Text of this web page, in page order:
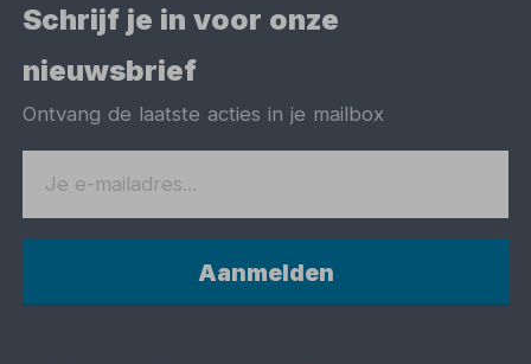
Schrijf je in voor onze
nieuwsbrief
Ontvang de laatste acties in je mailbox
Aanmelden